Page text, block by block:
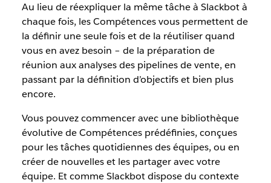
Au lieu de réexpliquer la même tâche à Slackbot à
chaque fois, les Compétences vous permettent de
la définir une seule fois et de la réutiliser quand
vous en avez besoin – de la préparation de
réunion aux analyses des pipelines de vente, en
passant par la définition d’objectifs et bien plus
encore.
Vous pouvez commencer avec une bibliothèque
évolutive de Compétences prédéfinies, conçues
pour les tâches quotidiennes des équipes, ou en
créer de nouvelles et les partager avec votre
équipe. Et comme Slackbot dispose du contexte